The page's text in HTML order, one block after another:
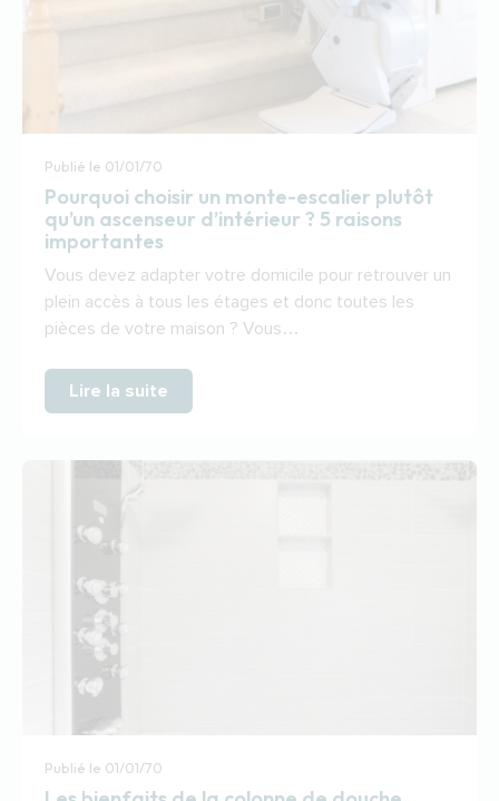
Publié le 01/01/70
Pourquoi choisir un monte-escalier plutôt
qu’un ascenseur d’intérieur ? 5 raisons
importantes
Vous devez adapter votre domicile pour retrouver un
plein accès à tous les étages et donc toutes les
pièces de votre maison ? Vous…
Lire la suite
Publié le 01/01/70